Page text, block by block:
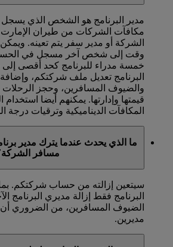
مدير البرنامج هو الشخص الذي
مكافآت الشركات من طيران
الشركة أو مدير سفر يتم تعينه.
وقت إلى شخص آخر مسجل في
خمسة مدراء للبرنامج كحد أقصى
البرنامج تعديل ملف شركتكم،
والضيوف المسافرين، وحجز الرحلات
قيمتها وإدارتها. يمكنهم أيضا
المكافآت الديناميكية وترقيات درجة
ما الذي يحدث عندما يترك مدير
مسافر
سيتعين إزالته من حساب شركتكم.
البرنامج فقط إزالة مديري البرنامج
الضيوف المسافرين، من الضروري
مديرين.